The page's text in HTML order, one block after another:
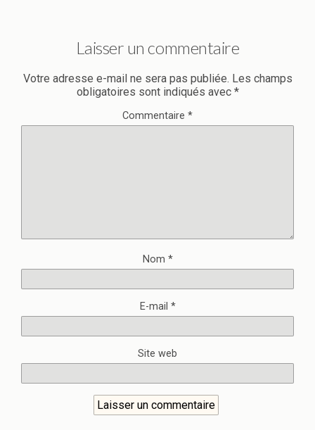
Laisser un commentaire
Votre adresse e-mail ne sera pas publiée. Les champs
obligatoires sont indiqués avec *
Commentaire *
Nom *
E-mail *
Site web